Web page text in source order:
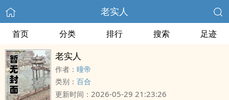
老实人
首页 分类 排行 搜索 足迹
老实人
作者： 曈帝
类别： 百合
更新时间： 2026-05-29 21:23:26